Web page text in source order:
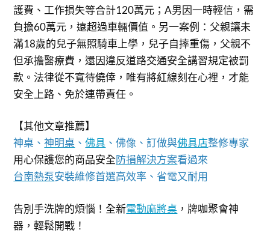
護費、工作損失等合計120萬元；A男因一時輕信，需
負擔60萬元，遠超過車輛價值。另一案例：父親讓未
滿18歲的兒子無照騎車上學，兒子自摔重傷，父親不
但承擔醫療費，還因違反道路交通安全講習規定被罰
款。法律從不寬待僥倖，唯有將紅線刻在心裡，才能
安全上路、免於連帶責任。
【其他文章推薦】
神桌、神明桌 、佛具 、佛像、訂做與佛具店整修專家
用心保護您的商品安全防損解決方案看過來
台南熱泵安裝維修首選高效率、省電又耐用
告別手洗牌的煩惱！全新電動麻將桌 ，牌咖聚會神
器，輕鬆開戰！